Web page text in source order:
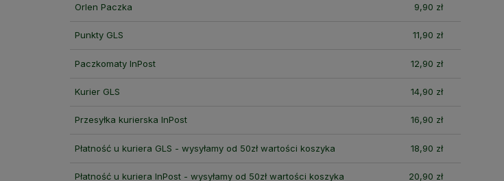
Orlen Paczka 9,90 zł
Punkty GLS 11,90 zł
Paczkomaty InPost 12,90 zł
Kurier GLS 14,90 zł
Przesyłka kurierska InPost 16,90 zł
Płatność u kuriera GLS - wysyłamy od 50zł wartości koszyka 18,90 zł
Płatność u kuriera InPost - wysyłamy od 50zł wartości koszyka 20,90 zł